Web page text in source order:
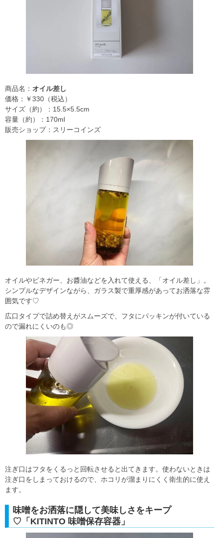
商品名： オイル差し
価格：￥330（税込）
サイズ（約）：15.5×5.5cm
容量（約）：170ml
販売ショップ：スリーコインズ
オイルやビネガー、お醬油などを入れて使える、「オイル差し」。
シンプルなデザインながら、ガラス製で重厚感があってお洒落な雰
囲気です♡
広口タイプで詰め替えがスムーズで、フタにパッキンが付いている
ので漏れにくいのも◎
注ぎ口はフタをくるっと回転させると出てきます。使わないときは
注ぎ口をしまっておけるので、ホコリが溜まりにくく衛生的に使え
ます。
味噌をお洒落に隠して美味しさをキープ
♡「KITINTO 味噌保存容器」